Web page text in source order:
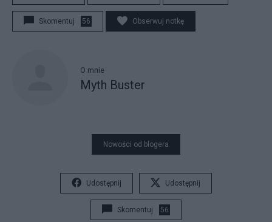
Skomentuj 56 Obserwuj notkę
O mnie
Myth Buster
Nowości od blogera
Udostępnij Udostępnij
Skomentuj 56